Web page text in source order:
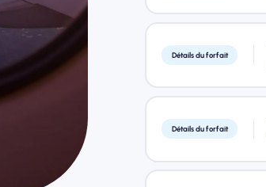
Détails du forfait
Détails du forfait